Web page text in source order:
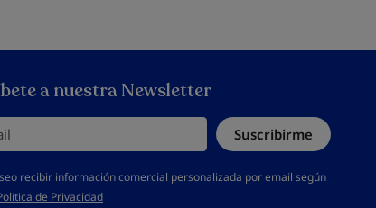
a nuestra Newsletter
Suscribirme
la política de privacidad
recibir información comercial personalizada por email según
de Privacidad